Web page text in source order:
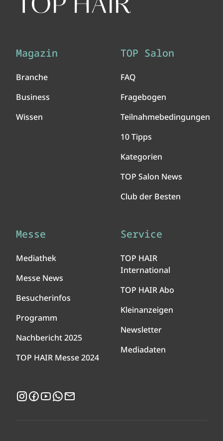
Magazin
Branche
Business
Wissen
TOP Salon
FAQ
Fragebogen
Teilnahmebedingungen
10 Tipps
Kategorien
TOP Salon News
Club der Besten
Messe
Mediathek
Messe News
Besucherinfos
Programm
Nachbericht 2025
TOP HAIR Messe 2024
Service
TOP HAIR
International
TOP HAIR Abo
Kleinanzeigen
Newsletter
Mediadaten
Instagram
Facebook
YouTubeWhatsApp